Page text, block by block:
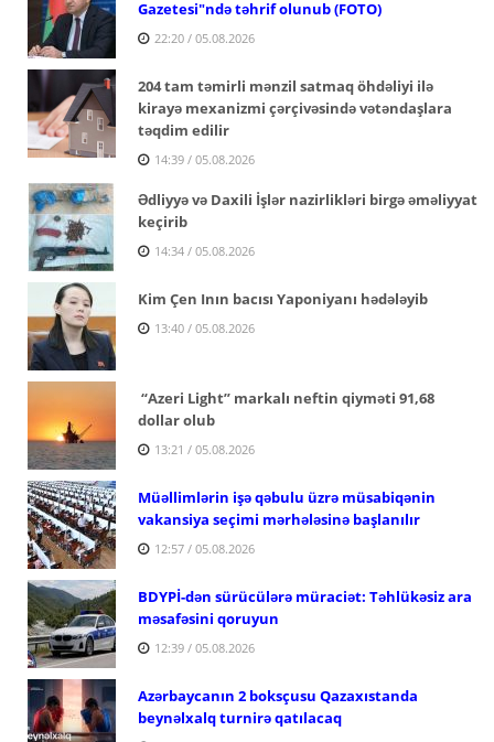
Gazetesi"ndə təhrif olunub (FOTO)
22:20 / 05.08.2026
204 tam təmirli mənzil satmaq öhdəliyi ilə
kirayə mexanizmi çərçivəsində vətəndaşlara
təqdim edilir
14:39 / 05.08.2026
Ədliyyə və Daxili İşlər nazirlikləri birgə əməliyyat
keçirib
14:34 / 05.08.2026
Kim Çen Inın bacısı Yaponiyanı hədələyib
13:40 / 05.08.2026
“Azeri Light” markalı neftin qiyməti 91,68
dollar olub
13:21 / 05.08.2026
Müəllimlərin işə qəbulu üzrə müsabiqənin
vakansiya seçimi mərhələsinə başlanılır
12:57 / 05.08.2026
BDYPİ-dən sürücülərə müraciət: Təhlükəsiz ara
məsafəsini qoruyun
12:39 / 05.08.2026
Azərbaycanın 2 boksçusu Qazaxıstanda
beynəlxalq turnirə qatılacaq